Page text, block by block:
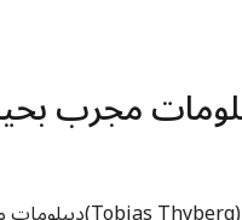
مجرب